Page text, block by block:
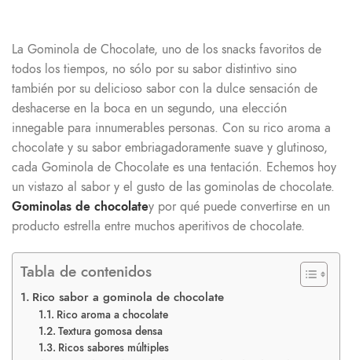
La Gominola de Chocolate, uno de los snacks favoritos de
todos los tiempos, no sólo por su sabor distintivo sino
también por su delicioso sabor con la dulce sensación de
deshacerse en la boca en un segundo, una elección
innegable para innumerables personas. Con su rico aroma a
chocolate y su sabor embriagadoramente suave y glutinoso,
cada Gominola de Chocolate es una tentación. Echemos hoy
un vistazo al sabor y el gusto de las gominolas de chocolate.
Gominolas de chocolatey por qué puede convertirse en un
producto estrella entre muchos aperitivos de chocolate.
Tabla de contenidos
Rico sabor a gominola de chocolate
Rico aroma a chocolate
Textura gomosa densa
Ricos sabores múltiples